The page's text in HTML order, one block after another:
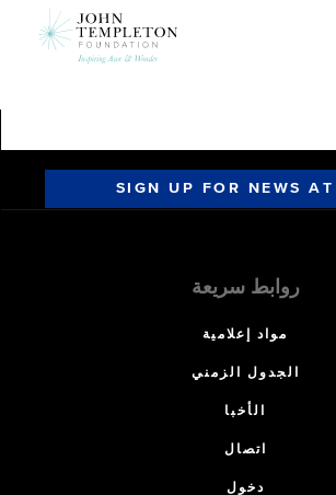
SIGN UP FOR NEWS
روابط سريعة
مواد إعلامية
الجدول الزمني
الأخبا
اتصال
دخول